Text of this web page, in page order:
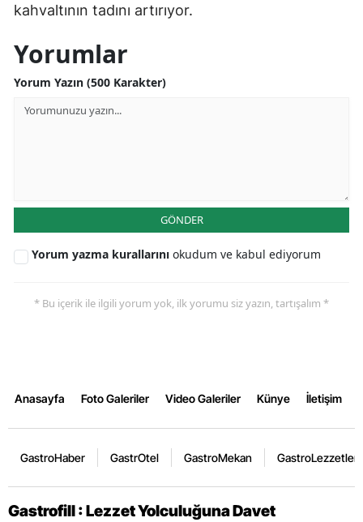
kahvaltının tadını artırıyor.
Yorumlar
Yorum Yazın (500 Karakter)
GÖNDER
Yorum yazma kurallarını okudum ve kabul ediyorum
* Bu içerik ile ilgili yorum yok, ilk yorumu siz yazın, tartışalım *
Anasayfa Foto Galeriler Video Galeriler Künye İletişim
GastroHaber GastrOtel GastroMekan GastroLezzetler
Gastrofill : Lezzet Yolculuğuna Davet